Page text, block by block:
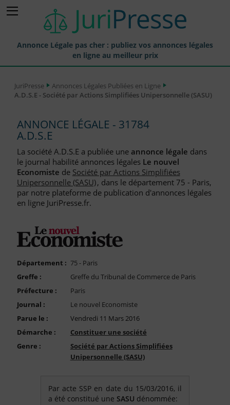
Annonce Légale pas cher : publiez vos annonces légales
en ligne au meilleur prix
Annonces Légales Publiées
Journaux Habilités (JAL) Annonces Légales
Départements pour la Publication d'Annonces Légales
Liste des Greffes
Liste des CCI
FAQ
Compte PRO
JuriPresse
Annonces Légales Publiées en Ligne
A.D.S.E - Société par Actions Simplifiées Unipersonnelle (SASU)
ANNONCE LÉGALE - 31784
A.D.S.E
La société A.D.S.E a publiée une annonce légale dans
le journal habilité annonces légales Le nouvel
Economiste de Société par Actions Simplifiées
Unipersonnelle (SASU), dans le département 75 - Paris,
par notre plateforme de publication d'annonces légales
en ligne JuriPresse.fr.
Département : 75 - Paris
Greffe :
Greffe du Tribunal de Commerce de Paris
Préfecture :
Paris
Journal :
Le nouvel Economiste
Parue le :
Vendredi 11 Mars 2016
Démarche :
Constituer une société
Genre :
Société par Actions Simplifiées
Unipersonnelle (SASU)
Par acte SSP en date du 15/03/2016, il
a été constitué une SASU dénommée: